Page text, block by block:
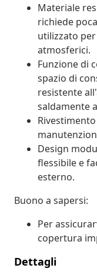
Materiale
richiede
utilizzato
atmosferici.
Funzione di
spazio di
resistente
saldamente
Design
flessibile e
esterno.
Buono a sapersi:
Per
copertura
Dettagli